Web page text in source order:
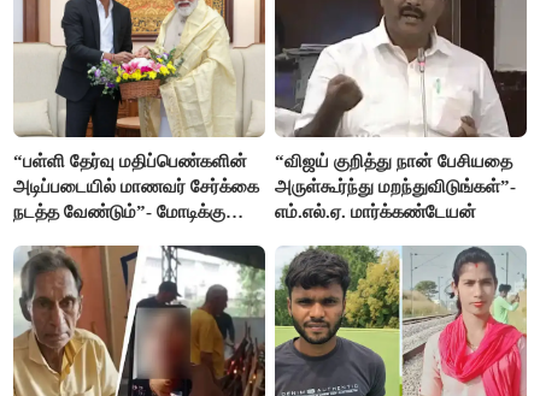
“பள்ளி தேர்வு மதிப்பெண்களின்
அடிப்படையில் மாணவர் சேர்க்கை
நடத்த வேண்டும்”- மோடிக்கு
“விஜய் குறித்து நான் பேசியதை
அருள்கூர்ந்து மறந்துவிடுங்கள்”-
எம்.எல்.ஏ. மார்க்கண்டேயன்